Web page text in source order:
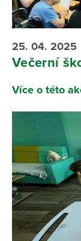
25. 04. 2025
Večerní
Více o této